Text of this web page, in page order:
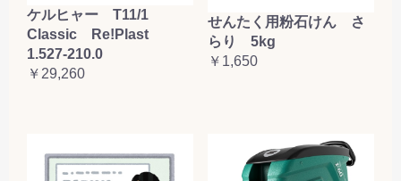
ケルヒャー T11/1
Classic Re!Plast
1.527-210.0
￥29,260
せんたく用粉石けん さ
らり 5kg
￥1,650